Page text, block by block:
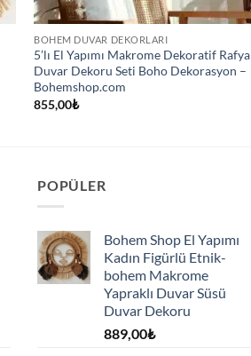
BOHEM DUVAR DEKORLARI
5’lı El Yapımı Makrome Dekoratif Rafya
Duvar Dekoru Seti Boho Dekorasyon –
Bohemshop.com
855,00₺
POPÜLER
Bohem Shop El Yapımı
Kadın Figürlü Etnik-
bohem Makrome
Yapraklı Duvar Süsü
Duvar Dekoru
889,00₺